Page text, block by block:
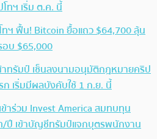
ทฯ เริ่ม ต.ค. นี้
ฯ ฟื้น! Bitcoin ยื้อแถว $64,700 ลุ้น
บ $65,000
ทรัมป์ เซ็นลงนามอนุมัติกฎหมายคริป
ก เริ่มมีผลบังคับใช้ 1 ก.ย. นี้
าร่วม Invest America สมทบทุน
/ปี เข้าบัญชีทรัมป์แจกบุตรพนักงาน